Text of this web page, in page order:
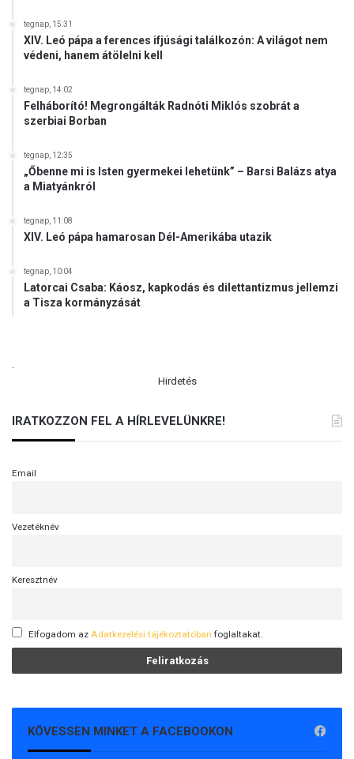
e
tegnap, 15:31
XIV. Leó pápa a ferences ifjúsági találkozón: A világot nem
védeni, hanem átölelni kell
tegnap, 14:02
Felháborító! Megrongálták Radnóti Miklós szobrát a
szerbiai Borban
tegnap, 12:35
„Őbenne mi is Isten gyermekei lehetünk” – Barsi Balázs atya
a Miatyánkról
tegnap, 11:08
XIV. Leó pápa hamarosan Dél-Amerikába utazik
tegnap, 10:04
Latorcai Csaba: Káosz, kapkodás és dilettantizmus jellemzi
a Tisza kormányzását
.
Hirdetés
IRATKOZZON FEL A HÍRLEVELÜNKRE!
Email
Vezetéknév
Keresztnév
Elfogadom az Adatkezelési tájékoztatóban foglaltakat.
KÖVESSEN MINKET A FACEBOOKON